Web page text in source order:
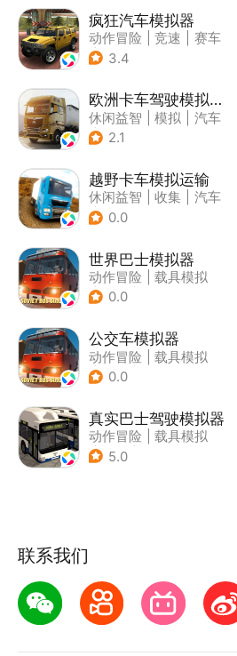
疯狂汽车模拟器
动作冒险 竞速
赛车
| 开放世界
3.4
欧洲卡车驾驶模拟器3
休闲益智 模拟
汽车
| 写实
2.1
越野卡车模拟运输
休闲益智 收集
汽车
| 写实
0.0
世界巴士模拟器
动作冒险
载具模拟
| 汽车
0.0
公交车模拟器
动作冒险
载具模拟
| 汽车
0.0
真实巴士驾驶模拟器
动作冒险
载具模拟
| 汽车
5.0
联系我们